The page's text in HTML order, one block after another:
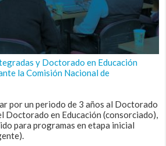
y Doctorado en Educación
la Comisión Nacional de
por un periodo de 3 años al Doctorado
Doctorado en Educación (consorciado),
para programas en etapa inicial